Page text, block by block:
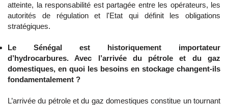
atteinte, la responsabilité est partagée entre les opérateurs, les
autorités de régulation et l'Etat qui définit les obligations
stratégiques.
Le Sénégal est historiquement importateur
d’hydrocarbures. Avec l’arrivée du pétrole et du gaz
domestiques, en quoi les besoins en stockage changent-ils
fondamentalement ?
L’arrivée du pétrole et du gaz domestiques constitue un tournant